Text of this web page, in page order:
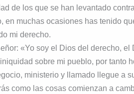
de los que se han levantado
en muchas ocasiones has tenido
mi derecho.
«Yo soy el Dios del derecho,
sobre mi pueblo, por tanto
ministerio y llamado llegue a
como las cosas comienzan a